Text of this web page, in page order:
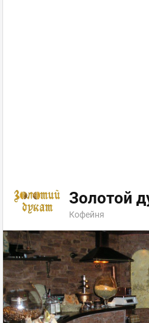
Золотой
Кофейня